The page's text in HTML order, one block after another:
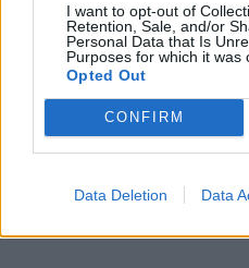
I want to opt-out of
Retention, Sale, and/or
Personal Data that Is
Purposes for which it was
Opted Out
CONFIRM
Data Deletion Data